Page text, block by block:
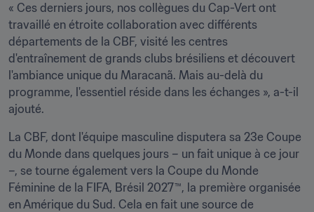
« Ces derniers jours, nos collègues du Cap-Vert ont
travaillé en étroite collaboration avec différents
départements de la CBF, visité les centres
d'entraînement de grands clubs brésiliens et découvert
l'ambiance unique du Maracanã. Mais au-delà du
programme, l'essentiel réside dans les échanges », a-t-il
ajouté.
La CBF, dont l'équipe masculine disputera sa 23e Coupe
du Monde dans quelques jours – un fait unique à ce jour
–, se tourne également vers la Coupe du Monde
Féminine de la FIFA, Brésil 2027™, la première organisée
en Amérique du Sud. Cela en fait une source de